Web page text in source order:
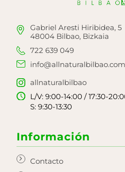
Gabriel Aresti Hiribidea, 5
48004 Bilbao, Bizkaia
722 639 049
info@allnaturalbilbao.com
allnaturalbilbao
L/V: 9:00-14:00 / 17:30-
S: 9:30-13:30
Información
Contacto